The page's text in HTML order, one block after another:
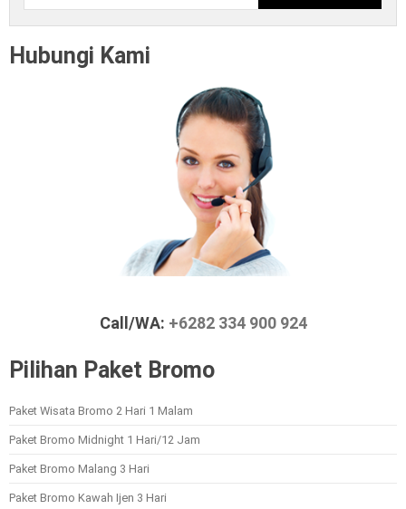
Hubungi Kami
Call/WA: +6282 334 900 924
Pilihan Paket Bromo
Paket Wisata Bromo 2 Hari 1 Malam
Paket Bromo Midnight 1 Hari/12 Jam
Paket Bromo Malang 3 Hari
Paket Bromo Kawah Ijen 3 Hari